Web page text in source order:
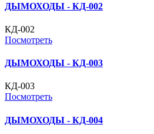
ДЫМОХОДЫ - КД-002
КД-002
Посмотреть
ДЫМОХОДЫ - КД-003
КД-003
Посмотреть
ДЫМОХОДЫ - КД-004